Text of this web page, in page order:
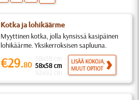
Kotka ja lohikäärme
Myyttinen kotka, jolla kynsissä kasipäinen
lohikäärme. Yksikerroksisen sapluuna.
€29.80 58x58 cm
LISÄÄ KOKOJA,
MUUT OPTIOT